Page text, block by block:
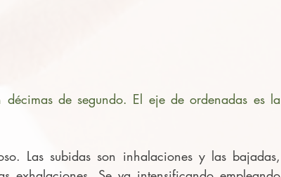
de segundo. El eje de ordenadas es la
Las subidas son inhalaciones y las bajadas,